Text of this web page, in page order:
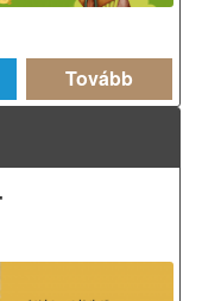
Tovább